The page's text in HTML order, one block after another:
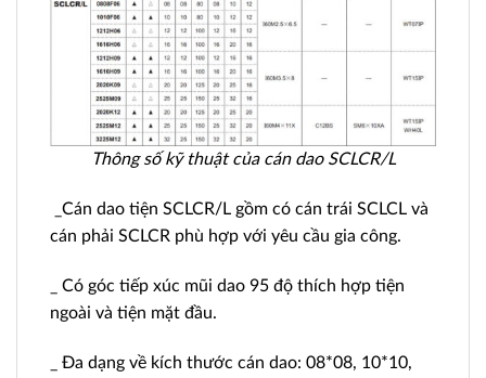
Thông số kỹ thuật của cán dao SCLCR/L
_Cán dao tiện SCLCR/L gồm có cán trái SCLCL và
cán phải SCLCR phù hợp với yêu cầu gia công.
_ Có góc tiếp xúc mũi dao 95 độ thích hợp tiện
ngoài và tiện mặt đầu.
_ Đa dạng về kích thước cán dao: 08*08, 10*10,